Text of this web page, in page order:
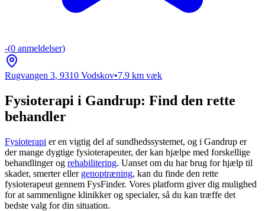
-(0 anmeldelser)
Rugvangen 3, 9310 Vodskov•7.9 km væk
Fysioterapi i Gandrup: Find den rette
behandler
Fysioterapi er en vigtig del af sundhedssystemet, og i Gandrup er
der mange dygtige fysioterapeuter, der kan hjælpe med forskellige
behandlinger og rehabilitering. Uanset om du har brug for hjælp til
skader, smerter eller genoptræning, kan du finde den rette
fysioterapeut gennem FysFinder. Vores platform giver dig mulighed
for at sammenligne klinikker og specialer, så du kan træffe det
bedste valg for din situation.